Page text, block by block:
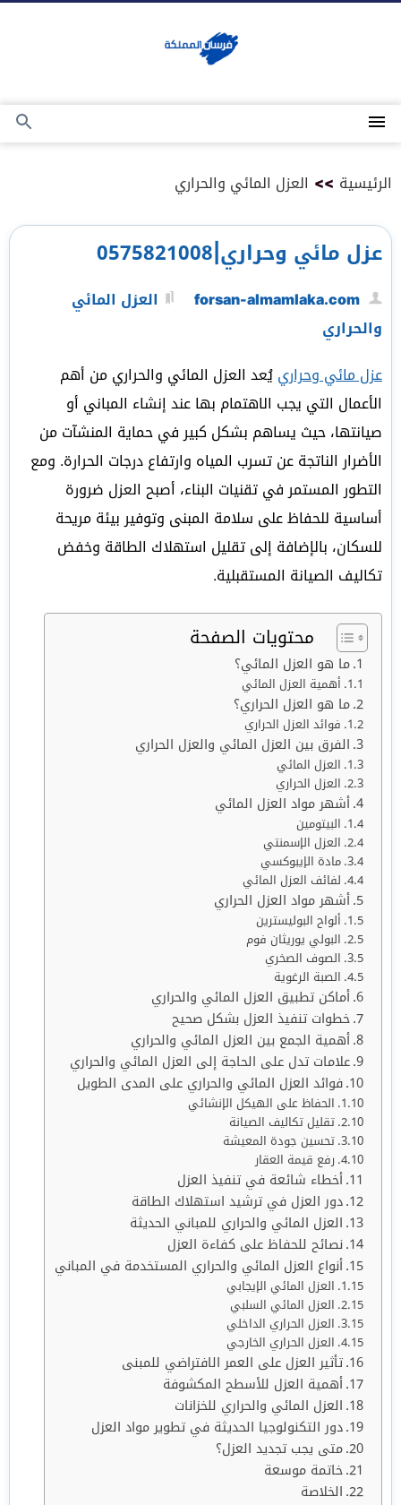
القائمة
بحث
الرئيسية >> العزل المائي والحراري
عزل مائي وحراري|0575821008
forsan-almamlaka.com
العزل المائي
والحراري
عزل مائي وحرارييُعد العزل المائي والحراري من أهم
الأعمال التي يجب الاهتمام بها عند إنشاء المباني أو
صيانتها، حيث يساهم بشكل كبير في حماية المنشآت من
الأضرار الناتجة عن تسرب المياه وارتفاع درجات الحرارة. ومع
التطور المستمر في تقنيات البناء، أصبح العزل ضرورة
أساسية للحفاظ على سلامة المبنى وتوفير بيئة مريحة
للسكان، بالإضافة إلى تقليل استهلاك الطاقة وخفض
تكاليف الصيانة المستقبلية.
محتويات الصفحة
ما هو العزل المائي؟
أهمية العزل المائي
ما هو العزل الحراري؟
فوائد العزل الحراري
الفرق بين العزل المائي والعزل الحراري
العزل المائي
العزل الحراري
أشهر مواد العزل المائي
البيتومين
العزل الإسمنتي
مادة الإيبوكسي
لفائف العزل المائي
أشهر مواد العزل الحراري
ألواح البوليسترين
البولي يوريثان فوم
الصوف الصخري
الصبة الرغوية
أماكن تطبيق العزل المائي والحراري
خطوات تنفيذ العزل بشكل صحيح
أهمية الجمع بين العزل المائي والحراري
علامات تدل على الحاجة إلى العزل المائي والحراري
فوائد العزل المائي والحراري على المدى الطويل
الحفاظ على الهيكل الإنشائي
تقليل تكاليف الصيانة
تحسين جودة المعيشة
رفع قيمة العقار
أخطاء شائعة في تنفيذ العزل
دور العزل في ترشيد استهلاك الطاقة
العزل المائي والحراري للمباني الحديثة
نصائح للحفاظ على كفاءة العزل
أنواع العزل المائي والحراري المستخدمة في المباني
العزل المائي الإيجابي
العزل المائي السلبي
العزل الحراري الداخلي
العزل الحراري الخارجي
تأثير العزل على العمر الافتراضي للمبنى
أهمية العزل للأسطح المكشوفة
العزل المائي والحراري للخزانات
دور التكنولوجيا الحديثة في تطوير مواد العزل
متى يجب تجديد العزل؟
خاتمة موسعة
الخلاصة